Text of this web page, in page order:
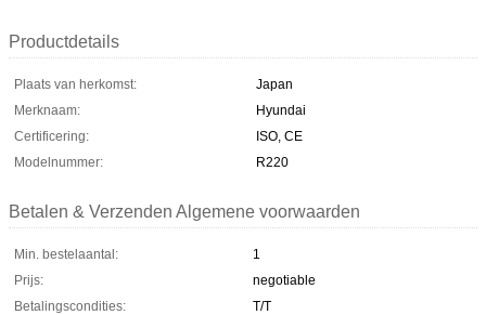
Productdetails
Plaats van herkomst:
Japan
Merknaam:
Hyundai
Certificering:
ISO, CE
Modelnummer:
R220
Betalen & Verzenden Algemene voorwaarden
Min. bestelaantal:
1
Prijs:
negotiable
Betalingscondities:
T/T